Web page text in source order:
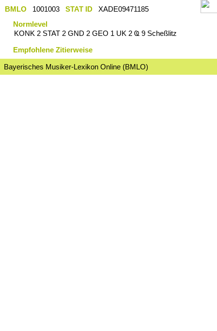
BMLO 1001003 STAT ID
XADE09471185
Normlevel
KONK 2 STAT 2 GND 2 GEO 1 UK 2 Ҩ 9 Scheßlitz
Empfohlene Zitierweise
Bayerisches Musiker-Lexikon Online (BMLO)